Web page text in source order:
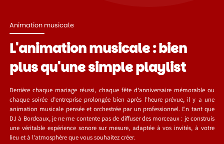
Animation musicale
L'animation musicale : bien
plus qu'une simple playlist
Derrière chaque mariage réussi, chaque fête d’anniversaire mémorable ou
chaque soirée d’entreprise prolongée bien après l’heure prévue, il y a une
animation musicale pensée et orchestrée par un professionnel. En tant que
DJ à Bordeaux, je ne me contente pas de diffuser des morceaux : je construis
une véritable expérience sonore sur mesure, adaptée à vos invités, à votre
lieu et à l’atmosphère que vous souhaitez créer.